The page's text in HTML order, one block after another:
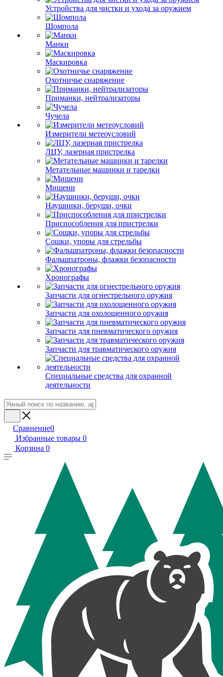
Устройства для чистки и ухода за оружием
Шомпола
Манки
Маскировка
Охотничье снаряжение
Приманки, нейтрализаторы
Чучела
Измерители метеоусловий
ЛЦУ, лазерная пристрелка
Метательные машинки и тарелки
Мишени
Наушники, беруши, очки
Приспособления для пристрелки
Сошки, упоры для стрельбы
Фальшпатроны, флажки безопасности
Хронографы
Запчасти для огнестрельного оружия
Запчасти для охолощенного оружия
Запчасти для пневматического оружия
Запчасти для травматического оружия
Специальные средства для охранной
деятельности
Сравнение0
Избранные товары 0
Корзина 0